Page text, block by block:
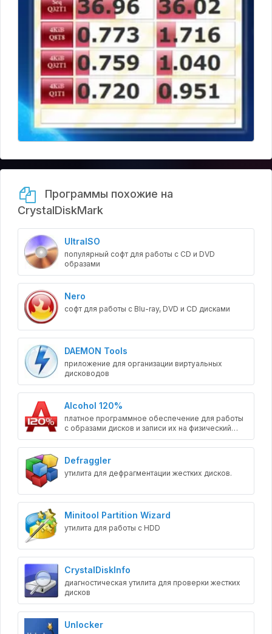
Программы похожие на
CrystalDiskMark
UltraISO
популярный софт для работы с CD и DVD
образами
Nero
софт для работы с Blu-ray, DVD и CD дисками
DAEMON Tools
приложение для организации виртуальных
дисководов
Alcohol 120%
платное программное обеспечение для работы
с образами дисков и записи их на физический
носитель
Defraggler
утилита для дефрагментации жестких дисков.
Minitool Partition Wizard
утилита для работы с HDD
CrystalDiskInfo
диагностическая утилита для проверки жестких
дисков
Unlocker